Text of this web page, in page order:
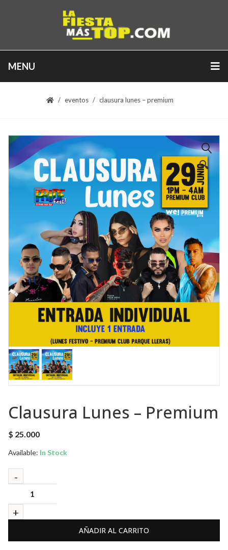
MENU
eventos clausura lunes – premium
🔍
Clausura Lunes – Premium
$ 25.000
Available: In Stock
AÑADIR AL CARRITO